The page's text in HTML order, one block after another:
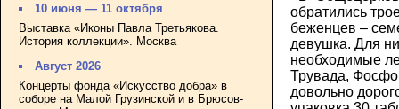
10 июня — 11 октября
Выставка «Иконы Павла Третьякова.
История коллекции». Москва
Август 2026
Концерты фонда «Искусство добра» в
соборе на Малой Грузинской и в Брюсов-
обратились
беженцев –
девушка. Для
необходимые
Трувада,
довольно